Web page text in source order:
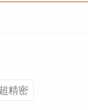
超精密